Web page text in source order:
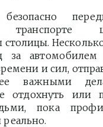
транспорте
за автомобилем
и сил,
важными
отдохнуть или
пока